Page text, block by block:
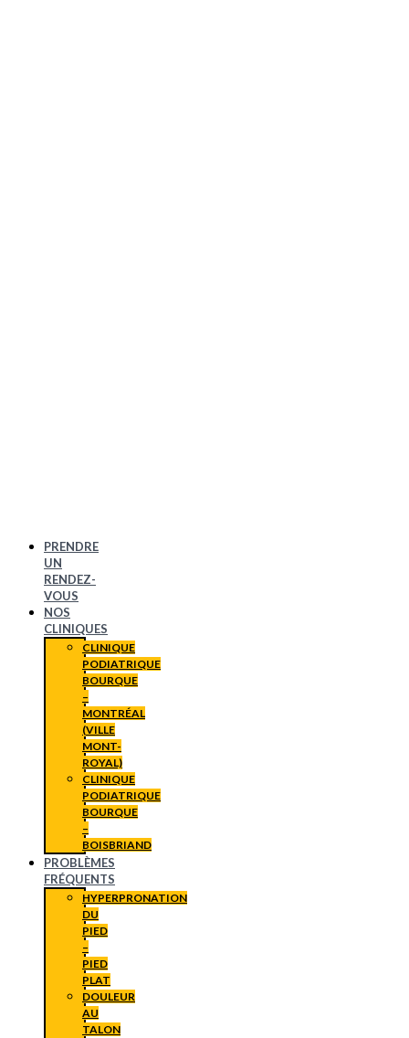
PRENDRE
UN
RENDEZ-
VOUS
NOS
CLINIQUES
CLINIQUE
PODIATRIQUE
BOURQUE
–
MONTRÉAL
(VILLE
MONT-
ROYAL)
CLINIQUE
PODIATRIQUE
BOURQUE
–
BOISBRIAND
PROBLÈMES
FRÉQUENTS
HYPERPRONATION
DU
PIED
–
PIED
PLAT
DOULEUR
AU
TALON